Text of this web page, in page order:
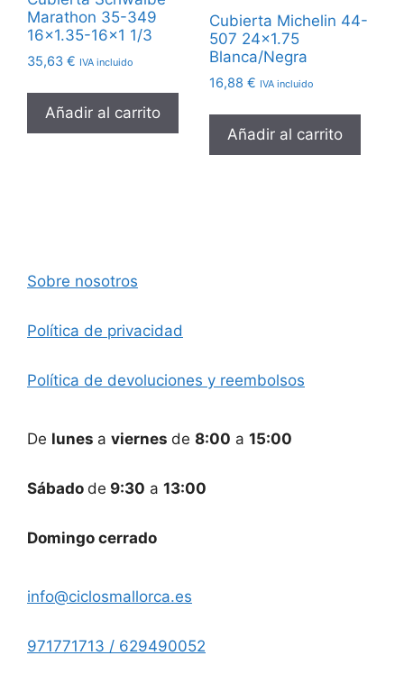
Marathon 35-349
16×1.35-16×1 1/3
35,63 € IVA incluido
Añadir al carrito
Cubierta Michelin 44-
507 24×1.75
Blanca/Negra
16,88 € IVA incluido
Añadir al carrito
Sobre nosotros
Política de privacidad
Política de devoluciones y reembolsos
De lunes a viernes de 8:00 a 15:00
Sábado de 9:30 a 13:00
Domingo cerrado
info@ciclosmallorca.es
971771713 / 629490052